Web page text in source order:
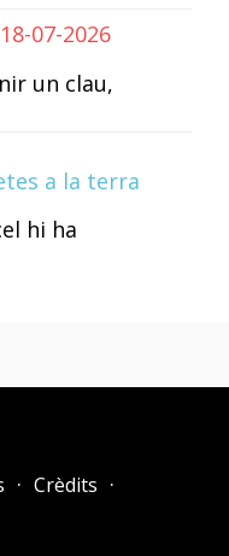
07-2026
un clau,
a la terra
hi ha
Crèdits